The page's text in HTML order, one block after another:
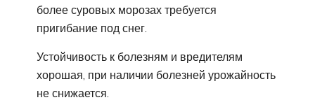
более суровых морозах требуется
пригибание под снег.
Устойчивость к болезням и вредителям
хорошая, при наличии болезней урожайность
не снижается.